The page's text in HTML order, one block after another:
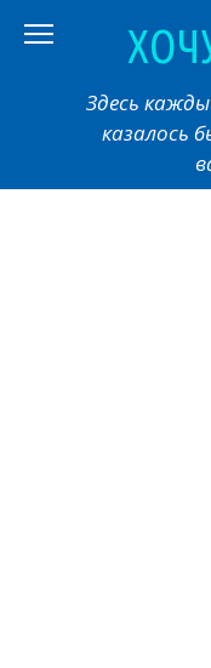
Здесь
казалось